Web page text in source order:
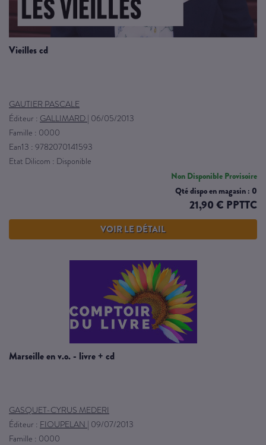
vieilles cd
GAUTIER PASCALE
Éditeur : GALLIMARD | 06/05/2013
Famille : 0000
Ean13 : 9782070141593
Etat Dilicom : Disponible
Non Disponible Provisoire
Qté dispo en magasin : 0
21,90 € PPTTC
VOIR LE DÉTAIL
marseille en v.o. - livre + cd
GASQUET-CYRUS MEDERI
Éditeur : FIOUPELAN | 09/07/2013
Famille : 0000